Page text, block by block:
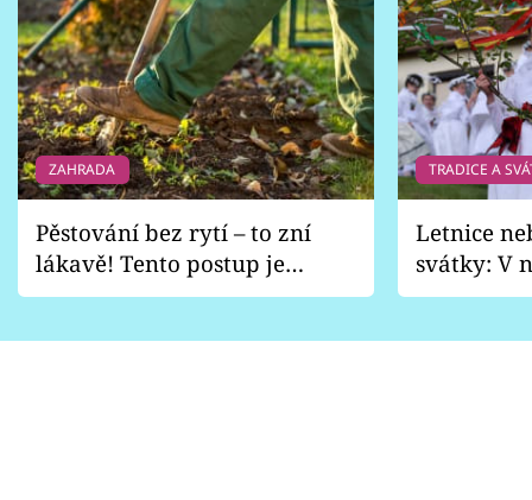
ZAHRADA
Pěstování bez rytí – to zní
lákavě! Tento postup je
vhodný jen pro některé
TRADICE A
Letnice
svátky: V
pondělí